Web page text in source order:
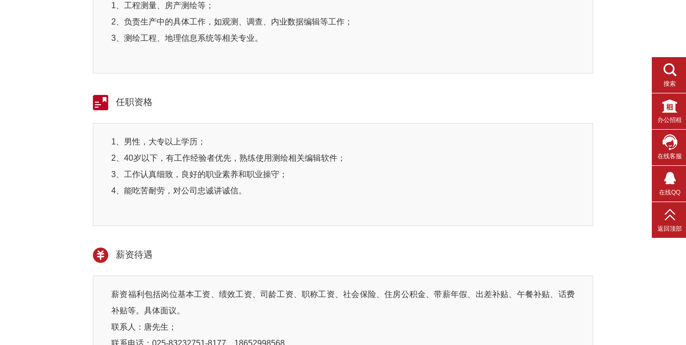
1、工程测量、房产测绘等；
2、负责生产中的具体工作，如观测、调查、内业数据编辑等工作；
3、测绘工程、地理信息系统等相关专业。
任职资格
1、男性，大专以上学历；
2、40岁以下，有工作经验者优先，熟练使用测绘相关编辑软件；
3、工作认真细致，良好的职业素养和职业操守；
4、能吃苦耐劳，对公司忠诚讲诚信。
薪资待遇
薪资福利包括岗位基本工资、绩效工资、司龄工资、职称工资、社会保险、住房公积金、带薪年假、出差补贴、午餐补贴、话费
补贴等。具体面议。
联系人：唐先生；
联系电话：025-83232751-8177、18652998568。
搜索
办公招租
在线客服
在线QQ
返回顶部